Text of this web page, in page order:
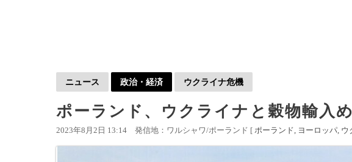
ニュース 政治・経済 ウクライナ危機
ポーランド、ウクライナと穀物輸入
2023年8月2日 13:14 発信地：ワルシャワ/ポーランド [ ポーランド ヨーロッパ ウ